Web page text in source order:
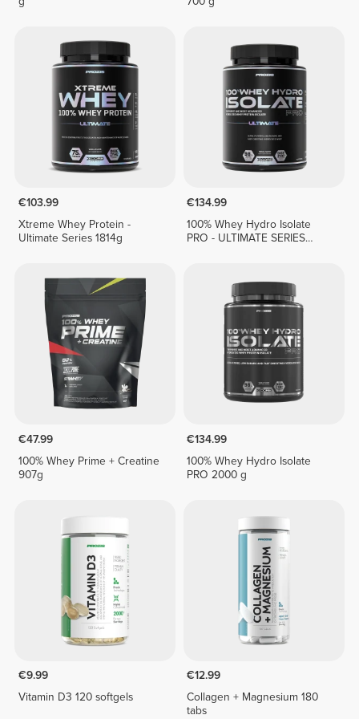
€103.99
Xtreme Whey Protein -
Ultimate Series 1814g
€134.99
100% Whey Hydro Isolate
PRO - ULTIMATE SERIES
€47.99
100% Whey Prime + Creatine
907g
€134.99
100% Whey Hydro Isolate
PRO 2000 g
€9.99
Vitamin D3 120 softgels
€12.99
Collagen + Magnesium 180
tabs